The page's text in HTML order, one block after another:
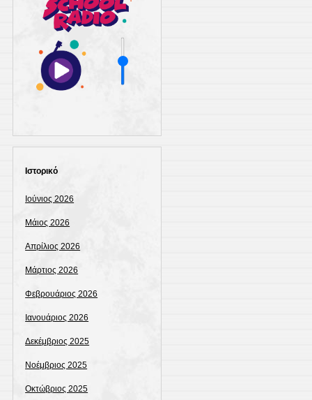
Ιστορικό
Ιούνιος 2026
Μάιος 2026
Απρίλιος 2026
Μάρτιος 2026
Φεβρουάριος 2026
Ιανουάριος 2026
Δεκέμβριος 2025
Νοέμβριος 2025
Οκτώβριος 2025